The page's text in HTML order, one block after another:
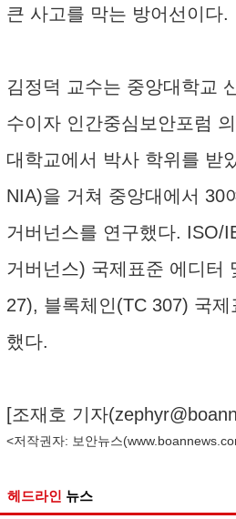
큰 사고를 막는 방어선이다.
김정덕 교수는 중앙대학교
수이자 인간중심보안포럼
대학교에서 박사 학위를 받
NIA)을 거쳐 중앙대에서 30
거버넌스를 연구했다. ISO/
거버넌스) 국제표준 에디터
27), 블록체인(TC 307) 국
했다.
[조재호 기자(
<저작권자: 보안뉴스(
헤드라인 뉴스